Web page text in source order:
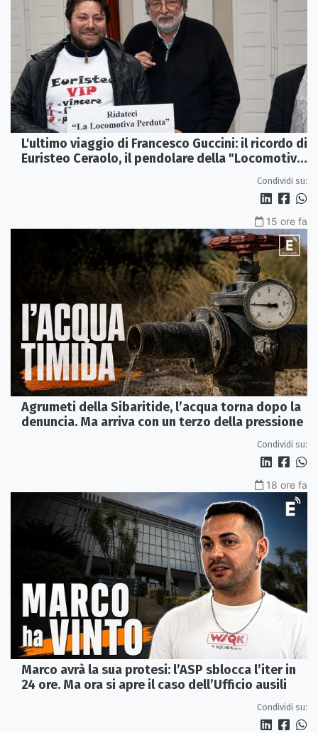
L'ultimo viaggio di Francesco Guccini: il ricordo di
Euristeo Ceraolo, il pendolare della "Locomotiva
Condividi su:
15 ore fa
Agrumeti della Sibaritide, l’acqua torna dopo la
denuncia. Ma arriva con un terzo della pressione
Condividi su:
18 ore fa
Marco avrà la sua protesi: l’ASP sblocca l’iter in
24 ore. Ma ora si apre il caso dell’Ufficio ausili
Condividi su: